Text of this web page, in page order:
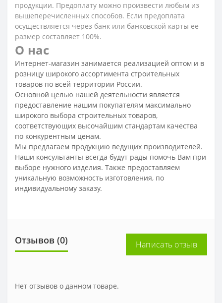
продукции. Предоплату можно произвести любым из
вышеперечисленных способов. Если предоплата
осуществляется через банк или банковской карты ее
размер составляет 100%.
О нас
Интернет-магазин занимается реализацией оптом и в
розницу широкого ассортимента строительных
товаров по всей территории России.
Основной целью нашей деятельности является
предоставление нашим покупателям максимально
широкого выбора строительных товаров,
соответствующих высочайшим стандартам качества
по конкурентным ценам.
Мы предлагаем продукцию ведущих производителей.
Наши консультанты всегда будут рады помочь Вам при
выборе нужного изделия. Также предоставляем
уникальную возможность изготовления, по
индивидуальному заказу.
Отзывов (0) Написать отзыв
Нет отзывов о данном товаре.